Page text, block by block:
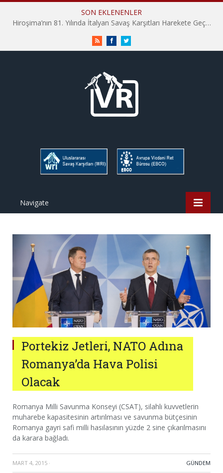
SON EKLENENLER
Hiroşima’nın 81. Yılında İtalyan Savaş Karşıtları Harekete Geçti: “Hatırlamak yeterli değil”
RSS FacebookTwitter
Navigate
Portekiz Jetleri, NATO Adına
Romanya’da Hava Polisi
Olacak
Romanya Milli Savunma Konseyi (CSAT), silahlı kuvvetlerin
muharebe kapasitesinin artırılması ve savunma bütçesinin
Romanya gayri safi milli hasılasının yüzde 2 sine çıkarılmasını
da karara bağladı.
MART 4, 2015 · GÜNDEM